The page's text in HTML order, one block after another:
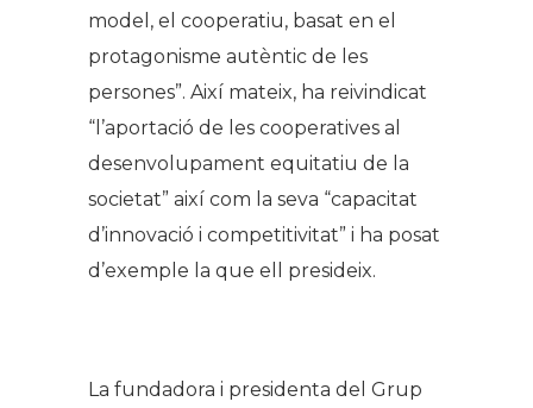
model, el cooperatiu, basat en el
protagonisme autèntic de les
persones”. Així mateix, ha reivindicat
“l’aportació de les cooperatives al
desenvolupament equitatiu de la
societat” així com la seva “capacitat
d’innovació i competitivitat” i ha posat
d’exemple la que ell presideix.
La fundadora i presidenta del Grup